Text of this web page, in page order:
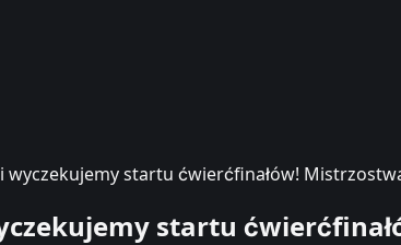
startu ćwierćfinałów!
startu